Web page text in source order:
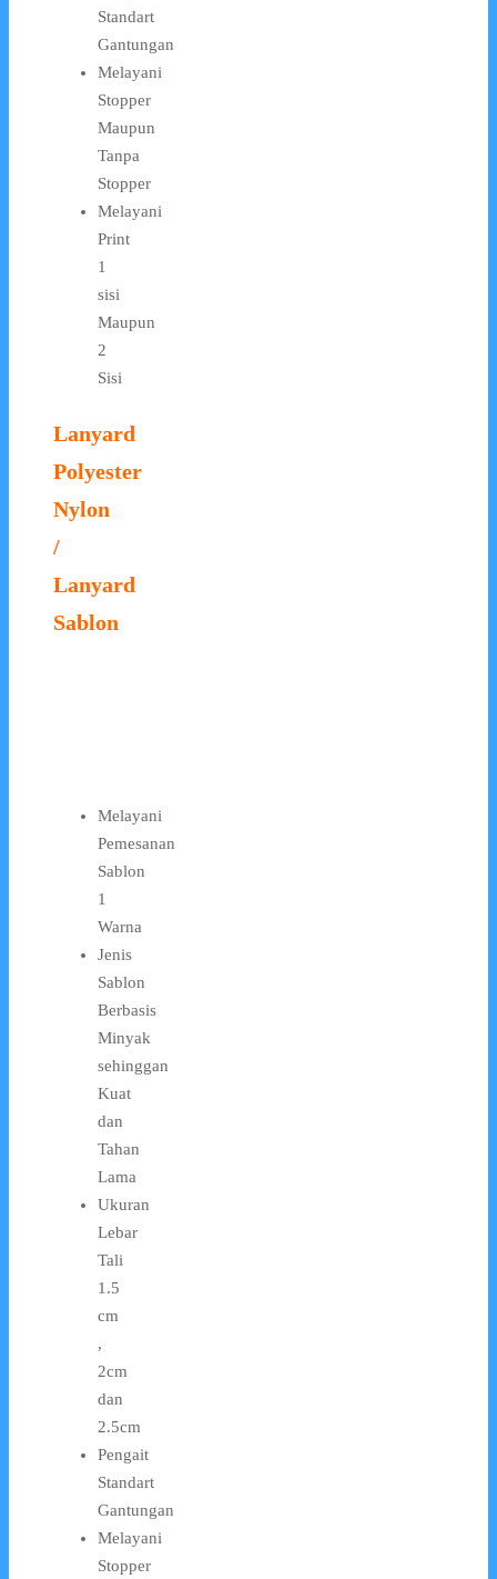
Standart
Gantungan
Melayani
Stopper
Maupun
Tanpa
Stopper
Melayani
Print
1
sisi
Maupun
2
Sisi
Lanyard
Polyester
Nylon
/
Lanyard
Sablon
Melayani
Pemesanan
Sablon
1
Warna
Jenis
Sablon
Berbasis
Minyak
sehinggan
Kuat
dan
Tahan
Lama
Ukuran
Lebar
Tali
1.5
cm
,
2cm
dan
2.5cm
Pengait
Standart
Gantungan
Melayani
Stopper